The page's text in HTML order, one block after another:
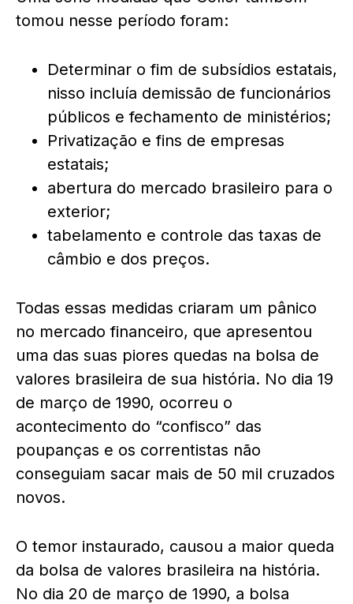
tomou nesse período foram:
Determinar o fim de subsídios estatais,
nisso incluía demissão de funcionários
públicos e fechamento de ministérios;
Privatização e fins de empresas
estatais;
abertura do mercado brasileiro para o
exterior;
tabelamento e controle das taxas de
câmbio e dos preços.
Todas essas medidas criaram um pânico
no mercado financeiro, que apresentou
uma das suas piores quedas na bolsa de
valores brasileira de sua história. No dia 19
de março de 1990, ocorreu o
acontecimento do “confisco” das
poupanças e os correntistas não
conseguiam sacar mais de 50 mil cruzados
novos.
O temor instaurado, causou a maior queda
da bolsa de valores brasileira na história.
No dia 20 de março de 1990, a bolsa